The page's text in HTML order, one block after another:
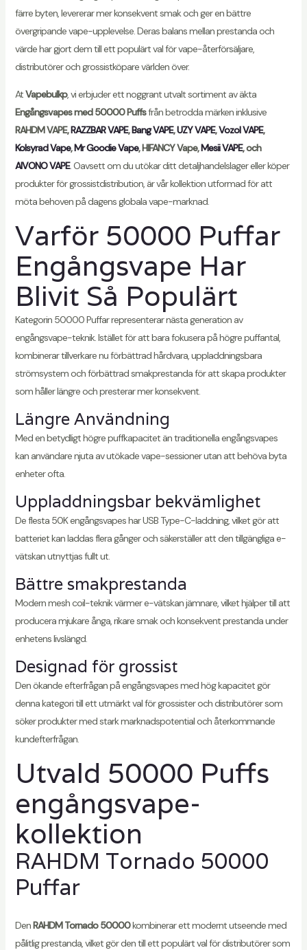
färre byten, levererar mer konsekvent smak och ger en bättre
övergripande vape-upplevelse. Deras balans mellan prestanda och
värde har gjort dem till ett populärt val för vape-återförsäljare,
distributörer och grossistköpare världen över.
AtVapebulkp, vi erbjuder ett noggrant utvalt sortiment av äkta
Engångsvapes med 50000 Puffsfrån betrodda märken inklusive
RAHDM VAPE,RAZZBAR VAPE,Bang VAPE,UZY VAPE,Vozol VAPE,
Kolsyrad Vape,Mr Goodie Vape, HIFANCY Vape,Mesii VAPE, och
AIVONO VAPE. Oavsett om du utökar ditt detaljhandelslager eller köper
produkter för grossistdistribution, är vår kollektion utformad för att
möta behoven på dagens globala vape-marknad.
Varför 50000 Puffar
Engångsvape Har
Blivit Så Populärt
Kategorin 50000 Puffar representerar nästa generation av
engångsvape-teknik. Istället för att bara fokusera på högre puffantal,
kombinerar tillverkare nu förbättrad hårdvara, uppladdningsbara
strömsystem och förbättrad smakprestanda för att skapa produkter
som håller längre och presterar mer konsekvent.
Längre Användning
Med en betydligt högre puffkapacitet än traditionella engångsvapes
kan användare njuta av utökade vape-sessioner utan att behöva byta
enheter ofta.
Uppladdningsbar bekvämlighet
De flesta 50K engångsvapes har USB Type-C-laddning, vilket gör att
batteriet kan laddas flera gånger och säkerställer att den tillgängliga e-
vätskan utnyttjas fullt ut.
Bättre smakprestanda
Modern mesh coil-teknik värmer e-vätskan jämnare, vilket hjälper till att
producera mjukare ånga, rikare smak och konsekvent prestanda under
enhetens livslängd.
Designad för grossist
Den ökande efterfrågan på engångsvapes med hög kapacitet gör
denna kategori till ett utmärkt val för grossister och distributörer som
söker produkter med stark marknadspotential och återkommande
kundefterfrågan.
Utvald 50000 Puffs
engångsvape-
kollektion
RAHDM Tornado 50000
Puffar
DenRAHDM Tornado 50000kombinerar ett modernt utseende med
pålitlig prestanda, vilket gör den till ett populärt val för distributörer som